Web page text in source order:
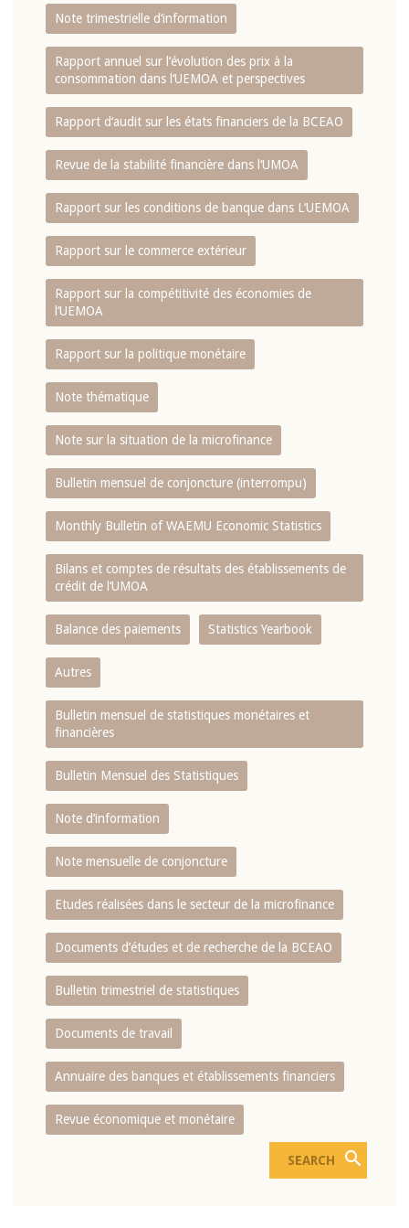
Note trimestrielle d‘information
Rapport annuel sur l‘évolution des prix à la
consommation dans l‘UEMOA et perspectives
Rapport d‘audit sur les états financiers de la BCEAO
Revue de la stabilité financière dans l‘UMOA
Rapport sur les conditions de banque dans L‘UEMOA
Rapport sur le commerce extérieur
Rapport sur la compétitivité des économies de
l‘UEMOA
Rapport sur la politique monétaire
Note thématique
Note sur la situation de la microfinance
Bulletin mensuel de conjoncture (interrompu)
Monthly Bulletin of WAEMU Economic Statistics
Bilans et comptes de résultats des établissements de
crédit de l‘UMOA
Balance des paiements Statistics Yearbook
Autres
Bulletin mensuel de statistiques monétaires et
financières
Bulletin Mensuel des Statistiques
Note d’information
Note mensuelle de conjoncture
Etudes réalisées dans le secteur de la microfinance
Documents d’études et de recherche de la BCEAO
Bulletin trimestriel de statistiques
Documents de travail
Annuaire des banques et établissements financiers
Revue économique et monétaire